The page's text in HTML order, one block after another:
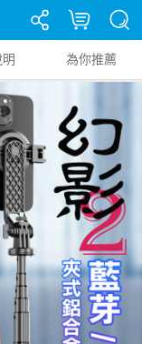
為你推薦